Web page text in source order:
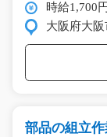
時給1,700円
大阪府大阪
部品の組立